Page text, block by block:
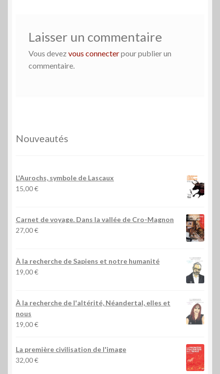
Laisser un commentaire
Vous devez vous connecterpour publier un
commentaire.
Nouveautés
L'Aurochs, symbole de Lascaux
15,00€
Carnet de voyage. Dans la vallée de Cro-Magnon
27,00€
À la recherche de Sapiens et notre humanité
19,00€
À la recherche de l'altérité, Néandertal, elles et
nous
19,00€
La première civilisation de l'image
32,00€